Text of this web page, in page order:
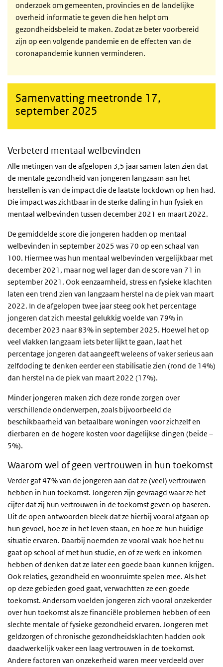
onderzoek om gemeenten, provincies en de landelijke
overheid informatie te geven die hen helpt om
gezondheidsbeleid te maken. Zodat ze beter voorbereid
zijn op een volgende pandemie en de effecten van de
coronapandemie kunnen verminderen.
Samenvatting meetronde 17,
september 2025
Verbeterd mentaal welbevinden
Alle metingen van de afgelopen 3,5 jaar samen laten zien dat
de mentale gezondheid van jongeren langzaam aan het
herstellen is van de impact die de laatste lockdown op hen had.
Die impact was zichtbaar in de sterke daling in hun fysiek en
mentaal welbevinden tussen december 2021 en maart 2022.
De gemiddelde score die jongeren hadden op mentaal
welbevinden in september 2025 was 70 op een schaal van
100. Hiermee was hun mentaal welbevinden vergelijkbaar met
december 2021, maar nog wel lager dan de score van 71 in
september 2021. Ook eenzaamheid, stress en fysieke klachten
laten een trend zien van langzaam herstel na de piek van maart
2022. In de afgelopen twee jaar steeg ook het percentage
jongeren dat zich meestal gelukkig voelde van 79% in
december 2023 naar 83% in september 2025. Hoewel het op
veel vlakken langzaam iets beter lijkt te gaan, laat het
percentage jongeren dat aangeeft weleens of vaker serieus aan
zelfdoding te denken eerder een stabilisatie zien (rond de 14%)
dan herstel na de piek van maart 2022 (17%).
Minder jongeren maken zich deze ronde zorgen over
verschillende onderwerpen, zoals bijvoorbeeld de
beschikbaarheid van betaalbare woningen voor zichzelf en
dierbaren en de hogere kosten voor dagelijkse dingen (beide –
5%).
Waarom wel of geen vertrouwen in hun toekomst
Verder gaf 47% van de jongeren aan dat ze (veel) vertrouwen
hebben in hun toekomst. Jongeren zijn gevraagd waar ze het
cijfer dat zij hun vertrouwen in de toekomst geven op baseren.
Uit de open antwoorden bleek dat ze hierbij vooral afgaan op
hun gevoel, hoe ze in het leven staan, en hoe ze hun huidige
situatie ervaren. Daarbij noemden ze vooral vaak hoe het nu
gaat op school of met hun studie, en of ze werk en inkomen
hebben of denken dat ze later een goede baan kunnen krijgen.
Ook relaties, gezondheid en woonruimte spelen mee. Als het
op deze gebieden goed gaat, verwachtten ze een goede
toekomst. Andersom voelden jongeren zich vooral onzekerder
over hun toekomst als ze financiële problemen hebben of een
slechte mentale of fysieke gezondheid ervaren. Jongeren met
geldzorgen of chronische gezondheidsklachten hadden ook
daadwerkelijk vaker een laag vertrouwen in de toekomst.
Andere factoren van onzekerheid waren meer verdeeld over